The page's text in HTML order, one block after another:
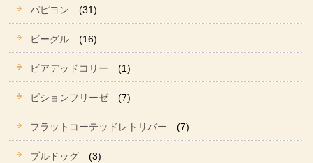
パピヨン (31)
ビーグル (16)
ビアデッドコリー (1)
ビションフリーゼ (7)
フラットコーテッドレトリバー (7)
ブルドッグ (3)